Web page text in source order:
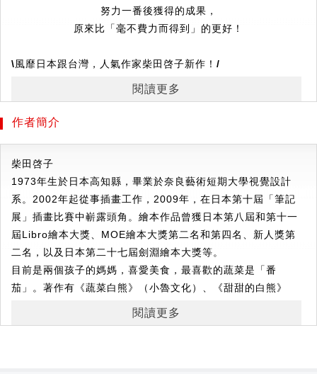
努力一番後獲得的成果，
原來比「毫不費力而得到」的更好！
\風靡日本跟台灣，人氣作家柴田啓子新作！/
持續獲獎不斷、讀者好評連連！/
★第2屆蔦屋繪本獎第1
在世界上最好吃森林麵包店認真工作著，
每天都烤出好吃、香氣十足的麵包，
讓店裡的人潮絡繹不絕，生意大好。
有一天，麵包小偷驚訝的發現
今日特賣的葡萄乾麵包竟然全被偷走了！
偷走土司的犯人，正是「小餐包」！
麵包小偷該如何抓住「冒牌麵包小偷」，
閱讀更多
作者簡介
柴田啓子
1973年生於日本高知縣，畢業於奈良藝術短期大學視覺設計
系。2002年起從事插畫工作，2009年，在日本第十屆「筆記
展」插畫比賽中嶄露頭角。繪本作品曾獲日本第八屆和第十一
屆Libro繪本大獎、MOE繪本大獎第二名和第四名、新人獎第
二名，以及日本第二十七屆劍淵繪本大獎等。
目前是兩個孩子的媽媽，喜愛美食，最喜歡的蔬菜是「番
茄」。著作有《蔬菜白熊》（小魯文化）、《甜甜的白熊》
閱讀更多